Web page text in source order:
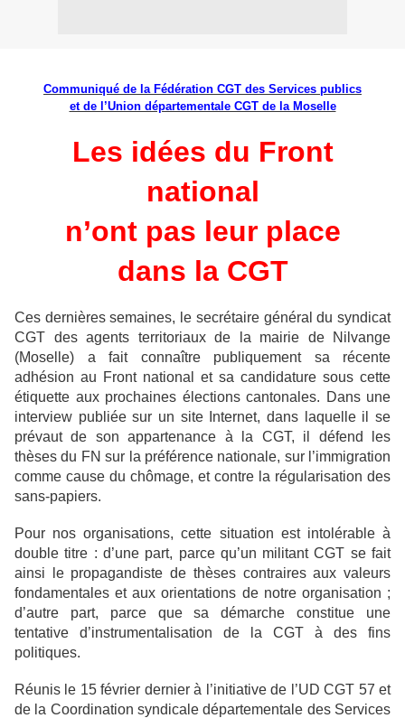
Communiqué de la Fédération CGT des Services publics
et de l’Union départementale CGT de la Moselle
Les idées du Front
national
n’ont pas leur place
dans la CGT
Ces dernières semaines, le secrétaire général du syndicat
CGT des agents territoriaux de la mairie de Nilvange
(Moselle) a fait connaître publiquement sa récente
adhésion au Front national et sa candidature sous cette
étiquette aux prochaines élections cantonales. Dans une
interview publiée sur un site Internet, dans laquelle il se
prévaut de son appartenance à la CGT, il défend les
thèses du FN sur la préférence nationale, sur l’immigration
comme cause du chômage, et contre la régularisation des
sans-papiers.
Pour nos organisations, cette situation est intolérable à
double titre : d’une part, parce qu’un militant CGT se fait
ainsi le propagandiste de thèses contraires aux valeurs
fondamentales et aux orientations de notre organisation ;
d’autre part, parce que sa démarche constitue une
tentative d’instrumentalisation de la CGT à des fins
politiques.
Réunis le 15 février dernier à l’initiative de l’UD CGT 57 et
de la Coordination syndicale départementale des Services